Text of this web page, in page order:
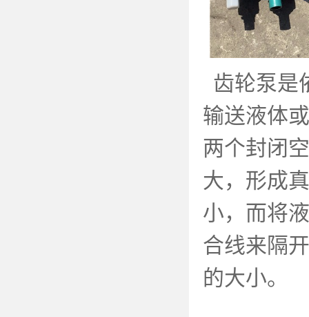
齿轮泵是
输送液体
两个封闭
大，形成
小，而将
合线来隔
的大小。